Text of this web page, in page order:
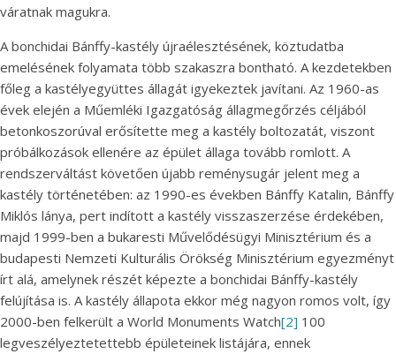
váratnak magukra.
A bonchidai Bánffy-kastély újraélesztésének, köztudatba
emelésének folyamata több szakaszra bontható. A kezdetekben
főleg a kastélyegyüttes állagát igyekeztek javítani. Az 1960-as
évek elején a Műemléki Igazgatóság állagmegőrzés céljából
betonkoszorúval erősítette meg a kastély boltozatát, viszont
próbálkozások ellenére az épület állaga tovább romlott. A
rendszerváltást követően újabb reménysugár jelent meg a
kastély történetében: az 1990-es években Bánffy Katalin, Bánffy
Miklós lánya, pert indított a kastély visszaszerzése érdekében,
majd 1999-ben a bukaresti Művelődésügyi Minisztérium és a
budapesti Nemzeti Kulturális Örökség Minisztérium egyezményt
írt alá, amelynek részét képezte a bonchidai Bánffy-kastély
felújítása is. A kastély állapota ekkor még nagyon romos volt, így
2000-ben felkerült a World Monuments Watch[2] 100
legveszélyeztetettebb épületeinek listájára, ennek